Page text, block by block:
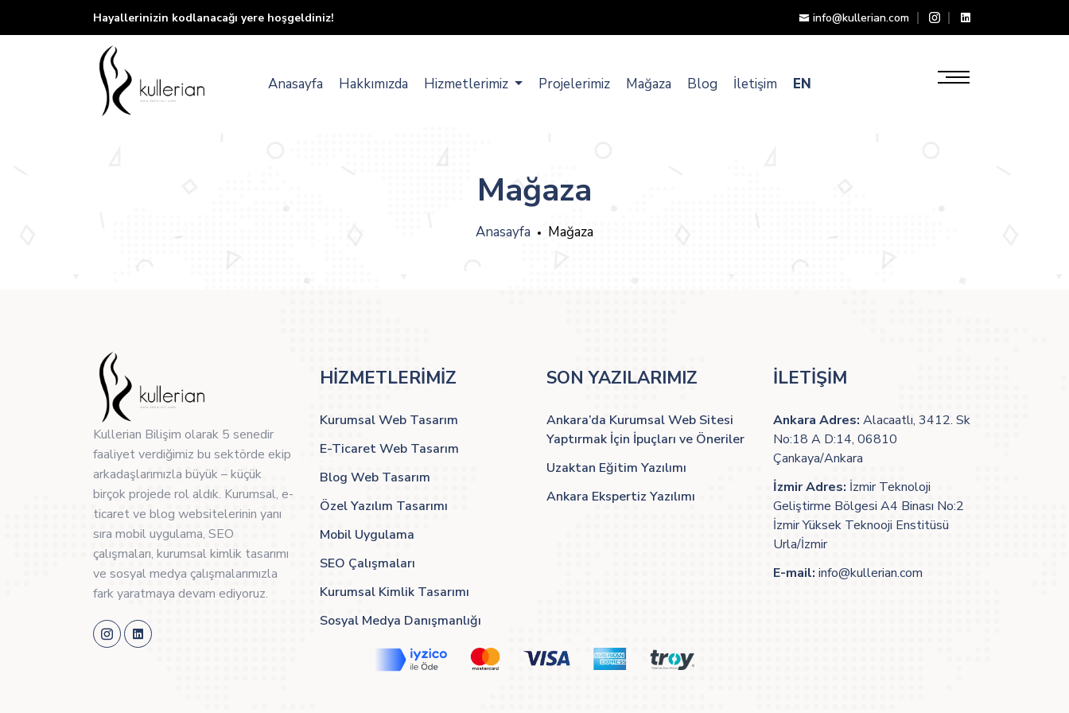
Hayallerinizin kodlanacağı yere hoşgeldiniz! info@kullerian.com
Anasayfa Hakkımızda Hizmetlerimiz Projelerimiz Mağaza Blog İletişim EN
Mağaza
Anasayfa Mağaza
Kullerian Bilişim olarak 5 senedir
faaliyet verdiğimiz bu sektörde ekip
arkadaşlarımızla büyük – küçük
birçok projede rol aldık. Kurumsal, e-
ticaret ve blog websitelerinin yanı
sıra mobil uygulama, SEO
çalışmaları, kurumsal kimlik tasarımı
ve sosyal medya çalışmalarımızla
fark yaratmaya devam ediyoruz.
HİZMETLERİMİZ
Kurumsal Web Tasarım
E-Ticaret Web Tasarım
Blog Web Tasarım
Özel Yazılım Tasarımı
Mobil Uygulama
SEO Çalışmaları
Kurumsal Kimlik Tasarımı
Sosyal Medya Danışmanlığı
SON YAZILARIMIZ
Ankara’da Kurumsal Web Sitesi
Yaptırmak İçin İpuçları ve Öneriler
Uzaktan Eğitim Yazılımı
Ankara Ekspertiz Yazılımı
İLETİŞİM
Ankara Adres: Alacaatlı, 3412. Sk
No:18 A D:14, 06810
Çankaya/Ankara
İzmir Adres: İzmir Teknoloji
Geliştirme Bölgesi A4 Binası No:2
İzmir Yüksek Teknooji Enstitüsü
Urla/İzmir
E-mail: info@kullerian.com